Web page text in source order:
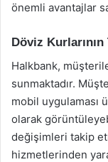
önemli avantajlar
Döviz Kurlarının
Halkbank,
sunmaktadır.
mobil uygulaması
olarak
değişimleri takip
hizmetlerinden